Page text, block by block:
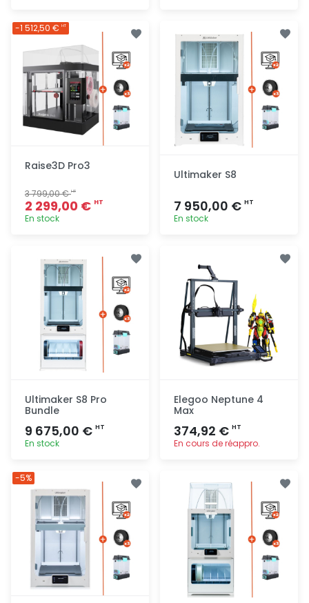
rapide
Raise3D Pro3
3 799,00 €HT
2 299,00 € HT
En stock
rapide
-1 512,50 € HT
Ultimaker S8
7 950,00 € HT
En stock
Ultimaker S8 Pro
Bundle
9 675,00 € HT
En stock
rapide
Elegoo Neptune 4
Max
374,92 € HT
En cours de réappro.
rapide
-5%